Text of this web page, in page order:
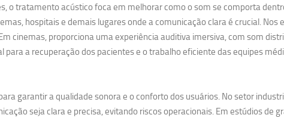
o tratamento acústico foca em melhorar como o som se comporta
hospitais e demais lugares onde a comunicação clara é crucial.
cinemas, proporciona uma experiência auditiva imersiva, com som
a recuperação dos pacientes e o trabalho eficiente das equipes
garantir a qualidade sonora e o conforto dos usuários. No setor
seja clara e precisa, evitando riscos operacionais. Em estúdios de